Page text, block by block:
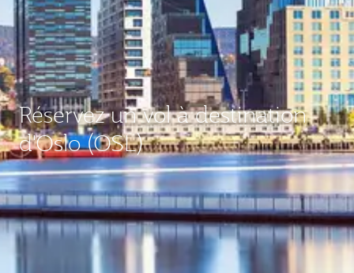
Réservez un vol à destination
d'Oslo (OSL)